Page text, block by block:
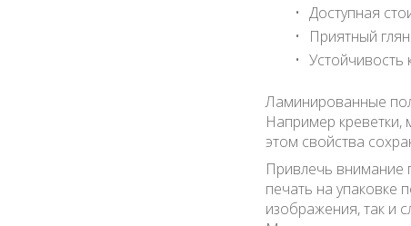
Доступная
Приятный
Устойчивость
Ламинированные
Например креветки,
этом свойства
Привлечь внимание
печать на упаковке
изображения, так и